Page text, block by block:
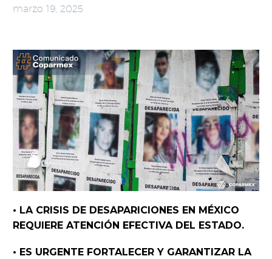
marzo 19, 2025
• LA CRISIS DE DESAPARICIONES EN MÉXICO
REQUIERE ATENCIÓN EFECTIVA DEL ESTADO.
• ES URGENTE FORTALECER Y GARANTIZAR LA